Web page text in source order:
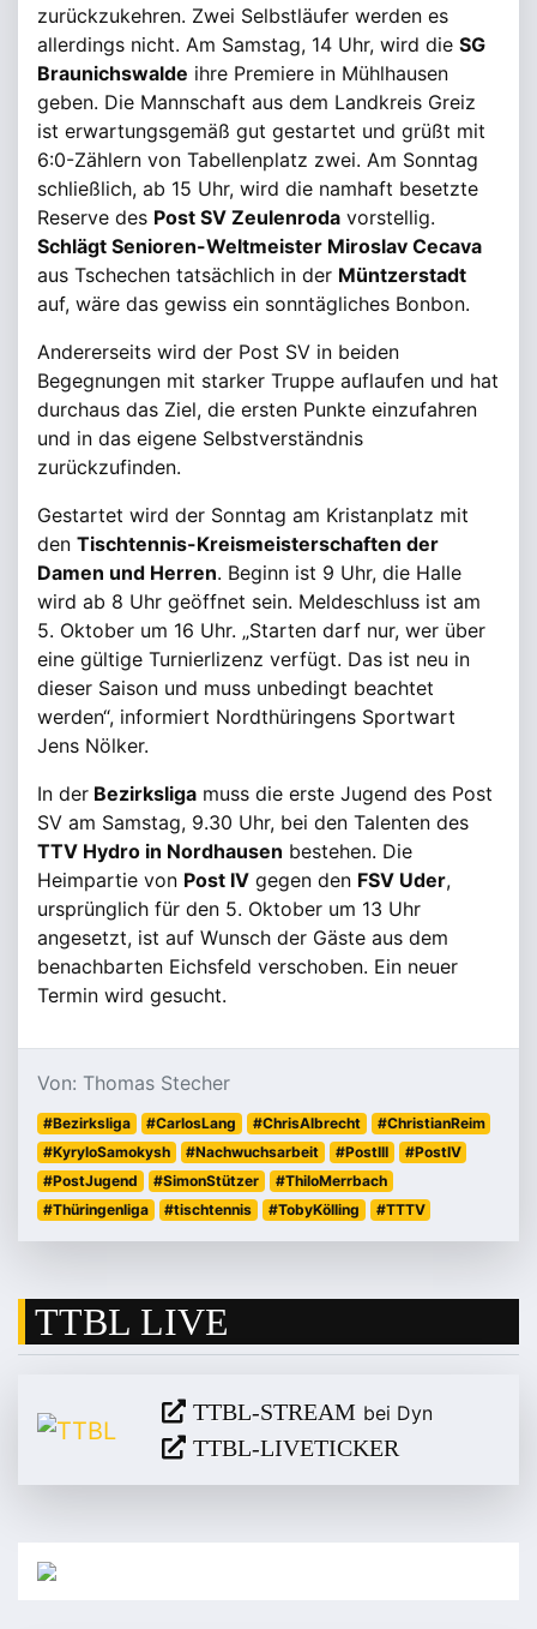
zurückzukehren. Zwei Selbstläufer werden es
allerdings nicht. Am Samstag, 14 Uhr, wird die SG
Braunichswalde ihre Premiere in Mühlhausen
geben. Die Mannschaft aus dem Landkreis Greiz
ist erwartungsgemäß gut gestartet und grüßt mit
6:0-Zählern von Tabellenplatz zwei. Am Sonntag
schließlich, ab 15 Uhr, wird die namhaft besetzte
Reserve des Post SV Zeulenroda vorstellig.
Schlägt Senioren-Weltmeister Miroslav Cecava
aus Tschechen tatsächlich in der Müntzerstadt
auf, wäre das gewiss ein sonntägliches Bonbon.
Andererseits wird der Post SV in beiden
Begegnungen mit starker Truppe auflaufen und hat
durchaus das Ziel, die ersten Punkte einzufahren
und in das eigene Selbstverständnis
zurückzufinden.
Gestartet wird der Sonntag am Kristanplatz mit
den Tischtennis-Kreismeisterschaften der
Damen und Herren. Beginn ist 9 Uhr, die Halle
wird ab 8 Uhr geöffnet sein. Meldeschluss ist am
5. Oktober um 16 Uhr. „Starten darf nur, wer über
eine gültige Turnierlizenz verfügt. Das ist neu in
dieser Saison und muss unbedingt beachtet
werden“, informiert Nordthüringens Sportwart
Jens Nölker.
In der Bezirksliga muss die erste Jugend des Post
SV am Samstag, 9.30 Uhr, bei den Talenten des
TTV Hydro in Nordhausen bestehen. Die
Heimpartie von Post IV gegen den FSV Uder,
ursprünglich für den 5. Oktober um 13 Uhr
angesetzt, ist auf Wunsch der Gäste aus dem
benachbarten Eichsfeld verschoben. Ein neuer
Termin wird gesucht.
Von: Thomas Stecher
#Bezirksliga #CarlosLang #ChrisAlbrecht
#ChristianReim
#KyryloSamokysh
#Nachwuchsarbeit #PostIII
#PostIV
#PostJugend
#SimonStützer
#ThiloMerrbach
#Thüringenliga
#tischtennis #TobyKölling #TTTV
TTBL LIVE
TTBL-STREAM bei Dyn
TTBL-LIVETICKER